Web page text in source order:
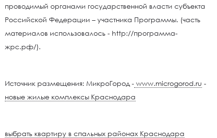
проводимый органами государственной власти субъекта
Российской Федерации – участника Программы. (часть
материалов использовалось - http://программа-
жрс.рф/).
Источник размещения: МикроГород - www.microgorod.ru -
новые жилые комплексы Краснодара
выбрать квартиру в спальных районах Краснодара